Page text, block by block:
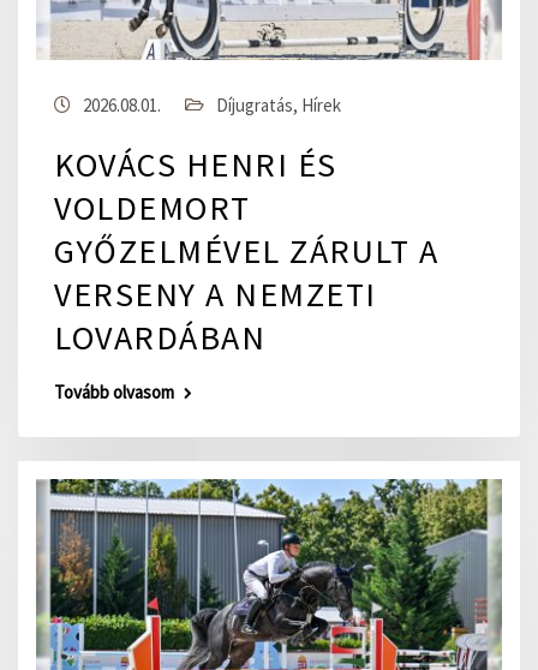
2026.08.01. Díjugratás, Hírek
KOVÁCS HENRI ÉS
VOLDEMORT
GYŐZELMÉVEL ZÁRULT A
VERSENY A NEMZETI
LOVARDÁBAN
Tovább olvasom